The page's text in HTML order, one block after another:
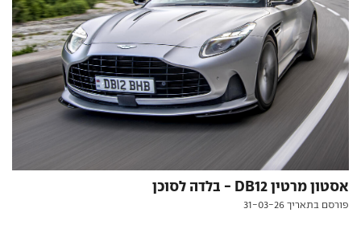
אסטון מרטין DB12 - בלדה לסוכן
פורסם בתאריך 31-03-26